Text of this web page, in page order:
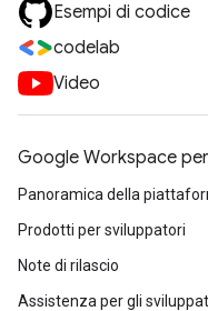
Esempi di codice
codelab
Video
Google Workspace
Panoramica della
Prodotti per sviluppatori
Note di rilascio
Assistenza per gli